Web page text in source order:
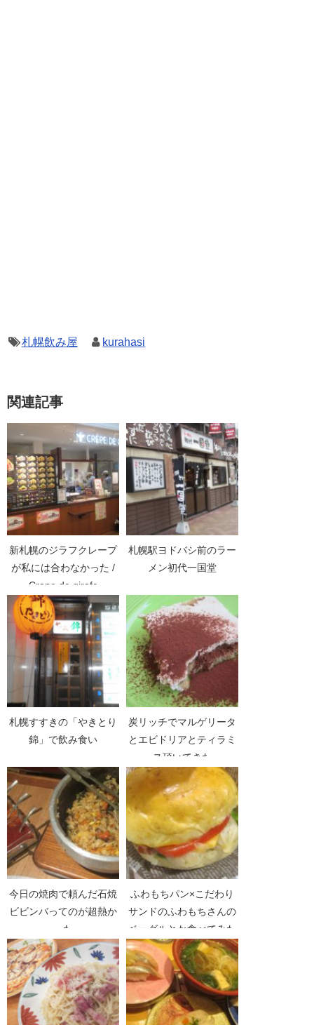
札幌飲み屋 kurahasi
関連記事
新札幌のジラフクレープ
が私には合わなかった /
Crape de girafe
札幌駅ヨドバシ前のラー
メン初代一国堂
札幌すすきの「やきとり
錦」で飲み食い
炭リッチでマルゲリータ
とエビドリアとティラミ
ス頂いてきた
今日の焼肉で頼んだ石焼
ビビンバってのが超熱か
った
ふわもちパン×こだわり
サンドのふわもちさんの
ベーグルとか食べてみた